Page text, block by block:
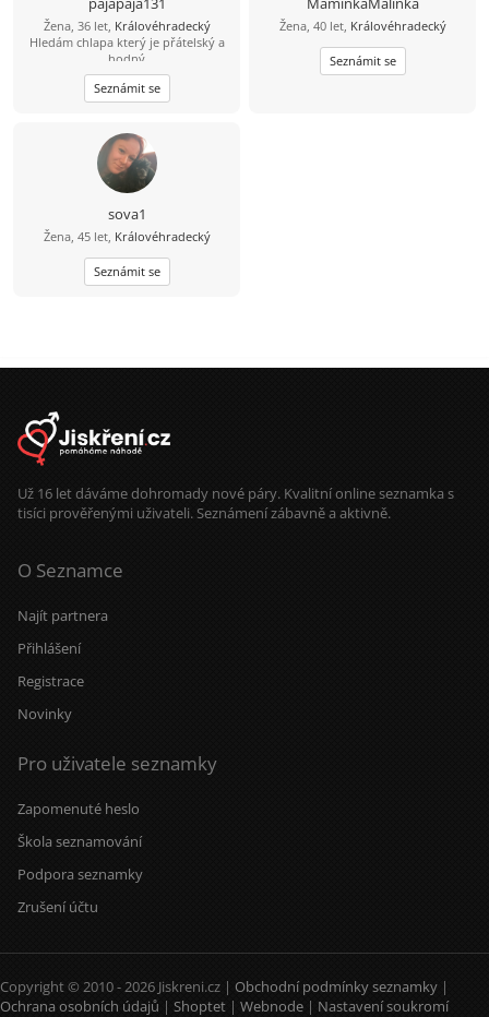
nejen v životě, ale i na cestách, ve
sportu a prostě v každodenních
radostech. Pokud i ty věříš na
kouzlo náhodných setkání a chceš
sdílet zajímavé okamžiky, napiš mi!
Žena, 36 let, Královéhradecký
Hledám chlapa který je přátelský a
hodný
Seznámit se
Žena, 40 let, Královéhradecký
Seznámit se
sova1
Žena, 45 let, Královéhradecký
Seznámit se
Už 16 let dáváme dohromady nové páry. Kvalitní online seznamka s
tisíci prověřenými uživateli. Seznámení zábavně a aktivně.
O Seznamce
Najít partnera
Přihlášení
Registrace
Novinky
Pro uživatele seznamky
Zapomenuté heslo
Škola seznamování
Podpora seznamky
Zrušení účtu
Copyright © 2010 - 2026 Jiskreni.cz | Obchodní podmínky seznamky |
Ochrana osobních údajů | Shoptet | Webnode | Nastavení soukromí